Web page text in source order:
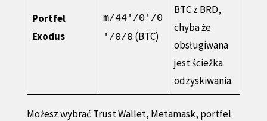
Portfel
Exodus
m/44'/0'/0
'/0/0 (BTC)
BTC z BRD,
chyba że
obsługiwana
jest ścieżka
odzyskiwania.
Możesz wybrać Trust Wallet, Metamask, portfel